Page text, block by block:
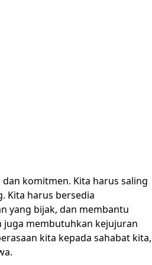
komitmen. Kita harus saling
Kita harus bersedia
yang bijak, dan membantu
juga membutuhkan kejujuran
kita kepada sahabat kita,